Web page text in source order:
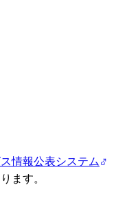
情報公表システム
ます。